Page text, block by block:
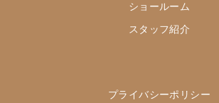
ショールーム
スタッフ紹介
プライバシーポリシー